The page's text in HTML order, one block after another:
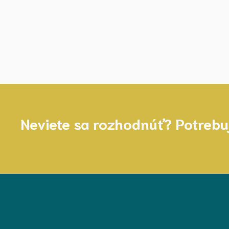
Neviete sa rozhodnúť?